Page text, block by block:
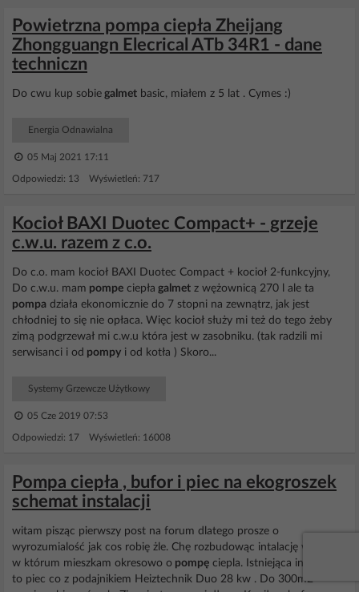
Powietrzna pompa ciepła Zheijang
Zhongguangn Elecrical ATb 34R1 - dane
techniczn
Do cwu kup sobie galmet basic, miałem z 5 lat . Cymes :)
Energia Odnawialna
05 Maj 2021 17:11
Odpowiedzi: 13 Wyświetleń: 717
Kocioł BAXI Duotec Compact+ - grzeje
c.w.u. razem z c.o.
Do c.o. mam kocioł BAXI Duotec Compact + kocioł 2-funkcyjny,
Do c.w.u. mam pompe ciepła galmet z wężownicą 270 l ale ta
pompa działa ekonomicznie do 7 stopni na zewnątrz, jak jest
chłodniej to się nie opłaca. Więc kocioł służy mi też do tego żeby
zimą podgrzewał mi c.w.u która jest w zasobniku. (tak radzili mi
serwisanci i od pompy i od kotła ) Skoro...
Systemy Grzewcze Użytkowy
05 Cze 2019 07:53
Odpowiedzi: 17 Wyświetleń: 16008
Pompa ciepła , bufor i piec na ekogroszek
schemat instalacji
witam pisząc pierwszy post na forum dlatego prosze o
wyrozumialość jak cos robię żle. Chę rozbudowąc intalację w domu
w którum mieszkam okresowo o pompę ciepla. Istniejąca instalacja
to piec co z podajnikiem Heiztechnik Duo 28 kw . Do 300m2